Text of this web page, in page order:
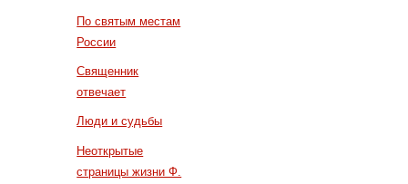
По святым местам
России
Священник
отвечает
Люди и судьбы
Неоткрытые
страницы жизни Ф.